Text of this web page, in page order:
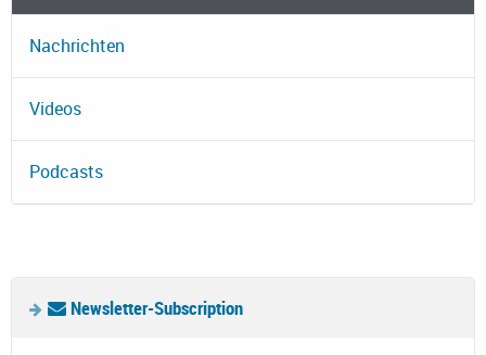
Nachrichten
Videos
Podcasts
Newsletter-Subscription